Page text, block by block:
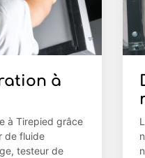
à
à Tirepied grâce
de fluide
testeur de